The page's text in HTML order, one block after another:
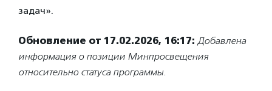
задач».
Обновление от 17.02.2026, 16:17: Добавлена
информация о позиции Минпросвещения
относительно статуса программы.